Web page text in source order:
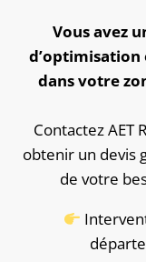
Vous avez
d’optimisation
dans votre
Contactez AET
obtenir un devis
de votre